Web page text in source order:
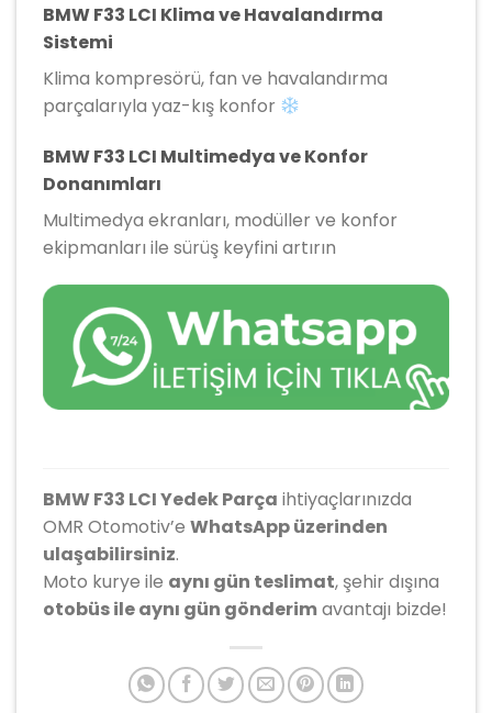
BMW F33 LCI Klima ve Havalandırma
Sistemi
Klima kompresörü, fan ve havalandırma
parçalarıyla yaz-kış konfor
BMW F33 LCI Multimedya ve Konfor
Donanımları
Multimedya ekranları, modüller ve konfor
ekipmanları ile sürüş keyfini artırın
BMW F33 LCI Yedek Parça ihtiyaçlarınızda
OMR Otomotiv’e WhatsApp üzerinden
ulaşabilirsiniz.
Moto kurye ile aynı gün teslimat, şehir dışına
otobüs ile aynı gün gönderimavantajı bizde!